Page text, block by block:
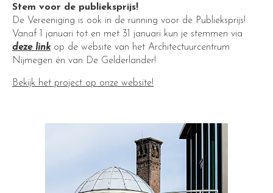
Stem voor de publieksprijs!
De Vereeniging is ook in de running voor de Publieksprijs!
Vanaf 1 januari tot en met 31 januari kun je stemmen via
deze link op de website van het Architectuurcentrum
Nijmegen én van De Gelderlander!
Bekijk het project op onze website!